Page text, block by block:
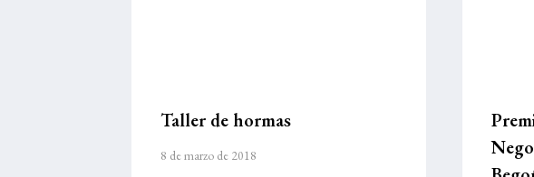
Taller de hormas
8 de marzo de 2018